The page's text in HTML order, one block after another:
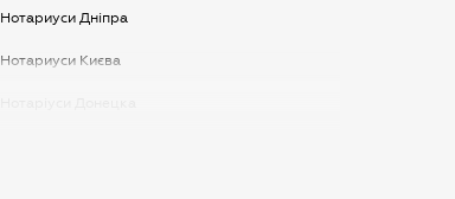
Нотариуси Дніпра
Нотариуси Києва